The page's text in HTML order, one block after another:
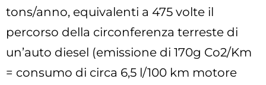
tons/anno, equivalenti a 475 volte il
percorso della circonferenza terreste di
un’auto diesel (emissione di 170g Co2/Km
= consumo di circa 6,5 l/100 km motore